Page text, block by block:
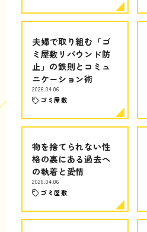
夫婦で取り組む「ゴ
ミ屋敷リバウンド防
止」の鉄則とコミュ
ニケーション術
2026.04.06
ゴミ屋敷
物を捨てられない性
格の裏にある過去へ
の執着と愛情
2026.04.06
ゴミ屋敷